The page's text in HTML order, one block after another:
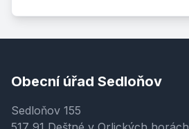
Obecní úřad Sedloňov
Sedloňov 155